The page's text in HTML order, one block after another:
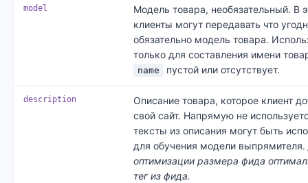
model
Модель товара, необязательный. В
клиенты могут передавать что
обязательно модель товара.
только для составления имени
name пустой или отсутствует.
description
Описание товара, которое клиент
свой сайт. Напрямую не
тексты из описания могут быть
для обучения модели выпрямителя.
оптимизации размера фида
тег из фида.